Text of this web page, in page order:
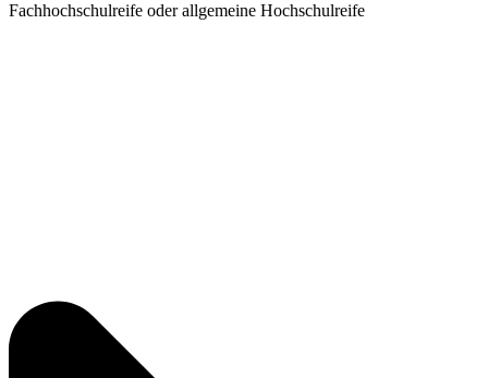
Fachhochschulreife oder allgemeine Hochschulreife